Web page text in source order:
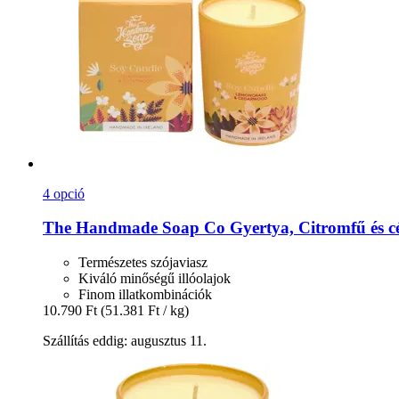
4 opció
The Handmade Soap Co Gyertya, Citromfű és
Természetes szójaviasz
Kiváló minőségű illóolajok
Finom illatkombinációk
10.790 Ft (51.381 Ft / kg)
Szállítás eddig: augusztus 11.